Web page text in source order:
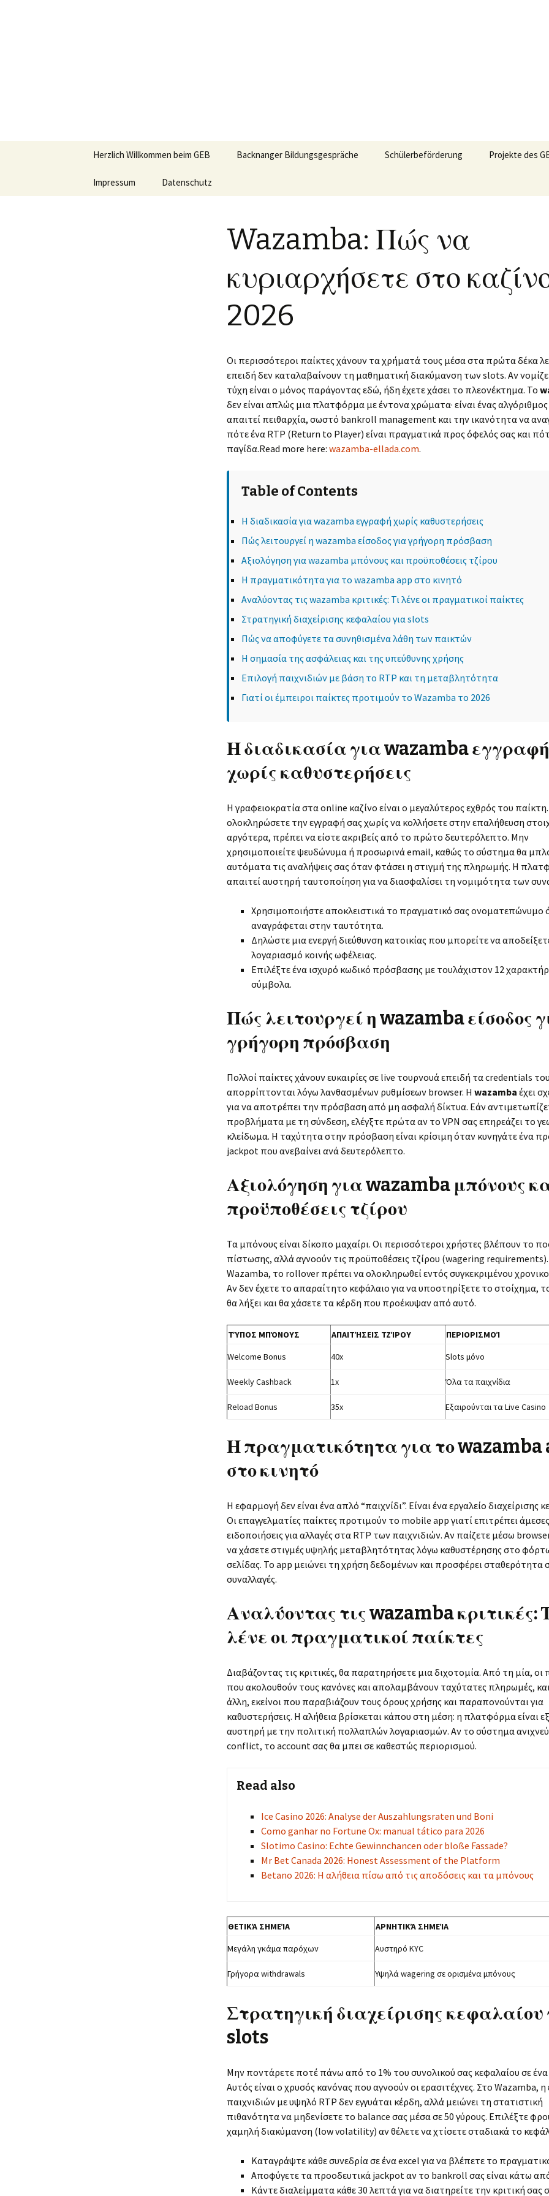
springen
Herzlich Willkommen beim GEB Backnanger Bildungsgespräche
Bisherige
Veranstaltungen
Schülerbeförderung
Busumfrage 2017
Schülerbeförderung im
Rems-Murr-Kreis
Projekte des
Schulen
Sanierung an
Impressum Datenschutz
Wazamba: Πώς να
κυριαρχήσετε στο
2026
Οι περισσότεροι παίκτες χάνουν τα χρήματά τους μέσα στα πρώτα δέκα
επειδή δεν καταλαβαίνουν τη μαθηματική διακύμανση των slots. Αν
τύχη είναι ο μόνος παράγοντας εδώ, ήδη έχετε χάσει το πλεονέκτημα. Το
δεν είναι απλώς μια πλατφόρμα με έντονα χρώματα· είναι ένας
απαιτεί πειθαρχία, σωστό bankroll management και την ικανότητα να
πότε ένα RTP (Return to Player) είναι πραγματικά προς όφελός σας και
παγίδα.Read more here: wazamba-ellada.com.
Table of Contents
Η διαδικασία για wazamba εγγραφή χωρίς καθυστερήσεις
Πώς λειτουργεί η wazamba είσοδος για γρήγορη πρόσβαση
Αξιολόγηση για wazamba μπόνους και προϋποθέσεις τζίρου
Η πραγματικότητα για το wazamba app στο κινητό
Αναλύοντας τις wazamba κριτικές: Τι λένε οι πραγματικοί παίκτες
Στρατηγική διαχείρισης κεφαλαίου για slots
Πώς να αποφύγετε τα συνηθισμένα λάθη των παικτών
Η σημασία της ασφάλειας και της υπεύθυνης χρήσης
Επιλογή παιχνιδιών με βάση το RTP και τη μεταβλητότητα
Γιατί οι έμπειροι παίκτες προτιμούν το Wazamba το 2026
Η διαδικασία για wazamba εγγραφή
χωρίς καθυστερήσεις
Η γραφειοκρατία στα online καζίνο είναι ο μεγαλύτερος εχθρός του παίκτη.
ολοκληρώσετε την εγγραφή σας χωρίς να κολλήσετε στην επαλήθευση
αργότερα, πρέπει να είστε ακριβείς από το πρώτο δευτερόλεπτο. Μην
χρησιμοποιείτε ψευδώνυμα ή προσωρινά email, καθώς το σύστημα θα
αυτόματα τις αναλήψεις σας όταν φτάσει η στιγμή της πληρωμής. Η
απαιτεί αυστηρή ταυτοποίηση για να διασφαλίσει τη νομιμότητα των
Χρησιμοποιήστε αποκλειστικά το πραγματικό σας ονοματεπώνυμο
αναγράφεται στην ταυτότητα.
Δηλώστε μια ενεργή διεύθυνση κατοικίας που μπορείτε να
λογαριασμό κοινής ωφέλειας.
Επιλέξτε ένα ισχυρό κωδικό πρόσβασης με τουλάχιστον 12
σύμβολα.
Πώς λειτουργεί η wazamba είσοδος
γρήγορη πρόσβαση
Πολλοί παίκτες χάνουν ευκαιρίες σε live τουρνουά επειδή τα credentials
απορρίπτονται λόγω λανθασμένων ρυθμίσεων browser. Η wazamba έχει
για να αποτρέπει την πρόσβαση από μη ασφαλή δίκτυα. Εάν
προβλήματα με τη σύνδεση, ελέγξτε πρώτα αν το VPN σας επηρεάζει το
κλείδωμα. Η ταχύτητα στην πρόσβαση είναι κρίσιμη όταν κυνηγάτε ένα
jackpot που ανεβαίνει ανά δευτερόλεπτο.
Αξιολόγηση για wazamba μπόνους
προϋποθέσεις τζίρου
Τα μπόνους είναι δίκοπο μαχαίρι. Οι περισσότεροι χρήστες βλέπουν το
πίστωσης, αλλά αγνοούν τις προϋποθέσεις τζίρου (wagering
Wazamba, το rollover πρέπει να ολοκληρωθεί εντός συγκεκριμένου
Αν δεν έχετε το απαραίτητο κεφάλαιο για να υποστηρίξετε το στοίχημα,
θα λήξει και θα χάσετε τα κέρδη που προέκυψαν από αυτό.
ΤΎΠΟΣ ΜΠΌΝΟΥΣ ΑΠΑΙΤΉΣΕΙΣ ΤΖΊΡΟΥ
ΠΕΡΙΟΡΙΣΜΟΊ
Welcome Bonus
40x Slots μόνο
Weekly Cashback 1x Όλα τα παιχνίδια
Reload Bonus 35x Εξαιρούνται τα Live Casino
Η πραγματικότητα για το wazamba
στο κινητό
Η εφαρμογή δεν είναι ένα απλό “παιχνίδι”. Είναι ένα εργαλείο διαχείρισης
Οι επαγγελματίες παίκτες προτιμούν το mobile app γιατί επιτρέπει άμεσες
ειδοποιήσεις για αλλαγές στα RTP των παιχνιδιών. Αν παίζετε μέσω
να χάσετε στιγμές υψηλής μεταβλητότητας λόγω καθυστέρησης στο
σελίδας. Το app μειώνει τη χρήση δεδομένων και προσφέρει σταθερότητα
συναλλαγές.
Αναλύοντας τις wazamba κριτικές:
λένε οι πραγματικοί παίκτες
Διαβάζοντας τις κριτικές, θα παρατηρήσετε μια διχοτομία. Από τη μία, οι
που ακολουθούν τους κανόνες και απολαμβάνουν ταχύτατες πληρωμές,
άλλη, εκείνοι που παραβιάζουν τους όρους χρήσης και παραπονούνται για
καθυστερήσεις. Η αλήθεια βρίσκεται κάπου στη μέση: η πλατφόρμα είναι
αυστηρή με την πολιτική πολλαπλών λογαριασμών. Αν το σύστημα
conflict, το account σας θα μπει σε καθεστώς περιορισμού.
Read also
Ice Casino 2026: Analyse der Auszahlungsraten und Boni
Como ganhar no Fortune Ox: manual tático para 2026
Slotimo Casino: Echte Gewinnchancen oder bloße Fassade?
Mr Bet Canada 2026: Honest Assessment of the Platform
Betano 2026: Η αλήθεια πίσω από τις αποδόσεις και τα μπόνους
ΘΕΤΙΚΆ ΣΗΜΕΊΑ
ΑΡΝΗΤΙΚΆ ΣΗΜΕΊΑ
Μεγάλη γκάμα παρόχων
Αυστηρό KYC
Γρήγορα withdrawals Υψηλά wagering σε ορισμένα μπόνους
Στρατηγική διαχείρισης κεφαλαίου
slots
Μην ποντάρετε ποτέ πάνω από το 1% του συνολικού σας κεφαλαίου σε
Αυτός είναι ο χρυσός κανόνας που αγνοούν οι ερασιτέχνες. Στο Wazamba, η
παιχνιδιών με υψηλό RTP δεν εγγυάται κέρδη, αλλά μειώνει τη στατιστική
πιθανότητα να μηδενίσετε το balance σας μέσα σε 50 γύρους. Επιλέξτε
χαμηλή διακύμανση (low volatility) αν θέλετε να χτίσετε σταδιακά το
Καταγράψτε κάθε συνεδρία σε ένα excel για να βλέπετε το
Αποφύγετε τα προοδευτικά jackpot αν το bankroll σας είναι κάτω
Κάντε διαλείμματα κάθε 30 λεπτά για να διατηρείτε την κριτική σας